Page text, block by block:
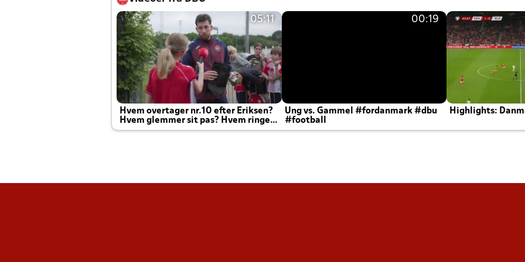
05:11
Hvem overtager nr.10 efter Eriksen?
Hvem glemmer sit pas? Hvem ringer
Joachim altid til efter kampe?
00:19
Ung vs. Gammel #fordanmark #dbu
#football
Highlights: